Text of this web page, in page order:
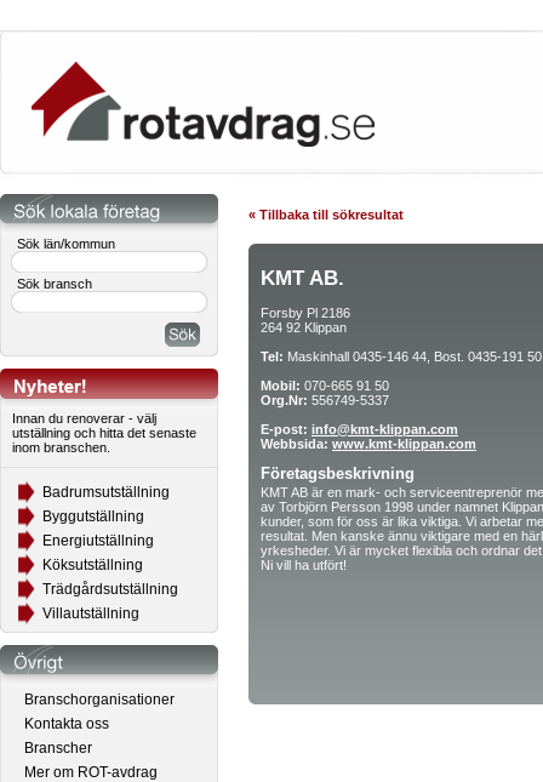
Sök län/kommun
Sök bransch
Innan du renoverar - välj
utställning och hitta det senaste
inom branschen.
Badrumsutställning
Byggutställning
Energiutställning
Köksutställning
Trädgårdsutställning
Villautställning
Branschorganisationer
Kontakta oss
Branscher
Mer om ROT-avdrag
« Tillbaka till sökresultat
KMT AB.
Forsby Pl 2186
264 92 Klippan
Tel: Maskinhall 0435-146 44, Bost. 0435-191 50
Mobil: 070-665 91 50
Org.Nr: 556749-5337
E-post: info@kmt-klippan.com
Webbsida: www.kmt-klippan.com
Företagsbeskrivning
KMT AB är en mark- och serviceentreprenör
av Torbjörn Persson 1998 under namnet
kunder, som för oss är lika viktiga. Vi arbetar
resultat. Men kanske ännu viktigare med en
yrkesheder. Vi är mycket flexibla och ordnar
Ni vill ha utfört!